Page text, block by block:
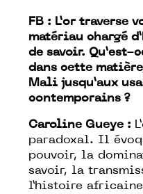
FB : L’or traverse
matériau chargé
de savoir.
dans cette
Mali jusqu’aux
contemporains ?
Caroline Gueye :
paradoxal. Il
pouvoir, la
savoir, la
l’histoire